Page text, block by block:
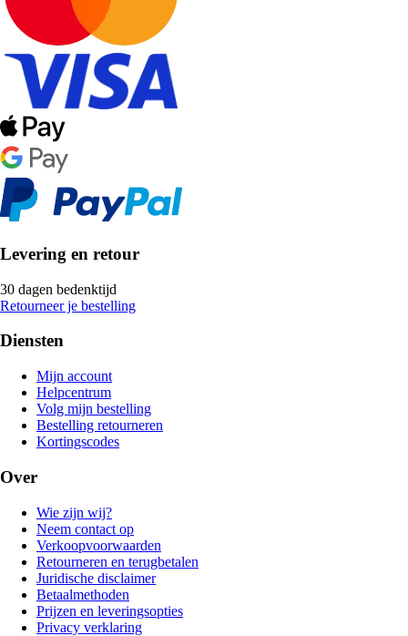
Levering en retour
30 dagen bedenktijd
Retourneer je bestelling
Diensten
Mijn account
Helpcentrum
Volg mijn bestelling
Bestelling retourneren
Kortingscodes
Over
Wie zijn wij?
Neem contact op
Verkoopvoorwaarden
Retourneren en terugbetalen
Juridische disclaimer
Betaalmethoden
Prijzen en leveringsopties
Privacy verklaring